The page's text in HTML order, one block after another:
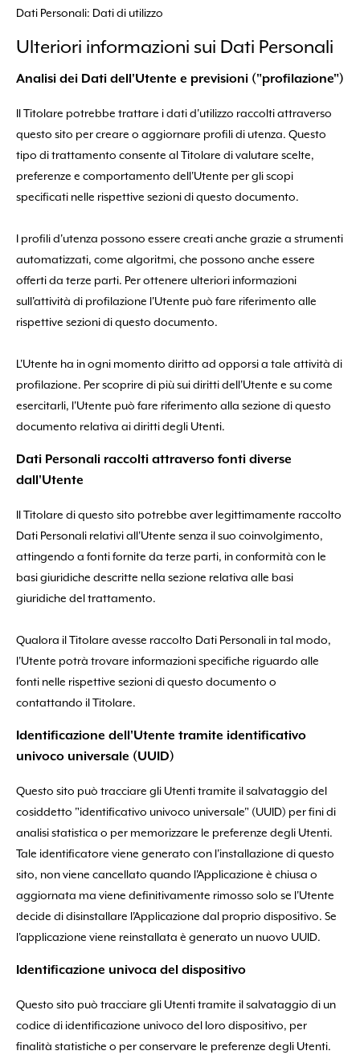
Dati Personali: Dati di utilizzo
Ulteriori informazioni sui Dati Personali
Analisi dei Dati dell'Utente e previsioni ("profilazione")
Il Titolare potrebbe trattare i dati d'utilizzo raccolti attraverso
questo sito per creare o aggiornare profili di utenza. Questo
tipo di trattamento consente al Titolare di valutare scelte,
preferenze e comportamento dell'Utente per gli scopi
specificati nelle rispettive sezioni di questo documento.
I profili d'utenza possono essere creati anche grazie a strumenti
automatizzati, come algoritmi, che possono anche essere
offerti da terze parti. Per ottenere ulteriori informazioni
sull'attività di profilazione l'Utente può fare riferimento alle
rispettive sezioni di questo documento.
L'Utente ha in ogni momento diritto ad opporsi a tale attività di
profilazione. Per scoprire di più sui diritti dell'Utente e su come
esercitarli, l'Utente può fare riferimento alla sezione di questo
documento relativa ai diritti degli Utenti.
Dati Personali raccolti attraverso fonti diverse
dall'Utente
Il Titolare di questo sito potrebbe aver legittimamente raccolto
Dati Personali relativi all'Utente senza il suo coinvolgimento,
attingendo a fonti fornite da terze parti, in conformità con le
basi giuridiche descritte nella sezione relativa alle basi
giuridiche del trattamento.
Qualora il Titolare avesse raccolto Dati Personali in tal modo,
l'Utente potrà trovare informazioni specifiche riguardo alle
fonti nelle rispettive sezioni di questo documento o
contattando il Titolare.
Identificazione dell'Utente tramite identificativo
univoco universale (UUID)
Questo sito può tracciare gli Utenti tramite il salvataggio del
cosiddetto "identificativo univoco universale" (UUID) per fini di
analisi statistica o per memorizzare le preferenze degli Utenti.
Tale identificatore viene generato con l'installazione di questo
sito, non viene cancellato quando l'Applicazione è chiusa o
aggiornata ma viene definitivamente rimosso solo se l'Utente
decide di disinstallare l'Applicazione dal proprio dispositivo. Se
l'applicazione viene reinstallata è generato un nuovo UUID.
Identificazione univoca del dispositivo
Questo sito può tracciare gli Utenti tramite il salvataggio di un
codice di identificazione univoco del loro dispositivo, per
finalità statistiche o per conservare le preferenze degli Utenti.